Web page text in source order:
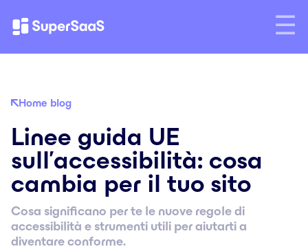
Home blog
Linee guida UE
sull’accessibilità: cosa
cambia per il tuo sito
Cosa significano per te le nuove regole di
accessibilità e strumenti utili per aiutarti a
diventare conforme.